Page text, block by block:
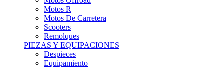
Motos R
Motos De Carretera
Scooters
Remolques
PIEZAS Y EQUIPACIONES
Despieces
Equipamiento